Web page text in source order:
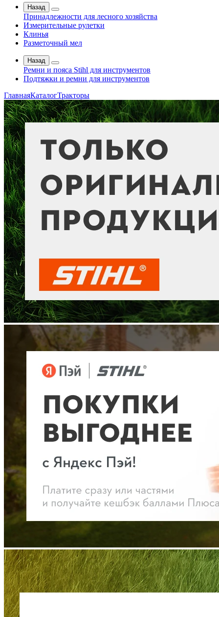
Назад
Принадлежности для лесного хозяйства
Измерительные рулетки
Клинья
Разметочный мел
Назад
Ремни и пояса Stihl для инструментов
Подтяжки и ремни для инструментов
ГлавнаяКаталогТракторы